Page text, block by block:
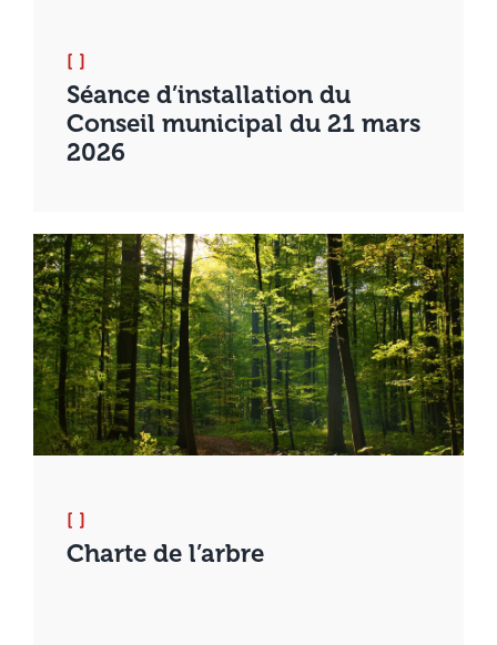
[ ]
Séance d’installation du
Conseil municipal du 21 mars
2026
[ ]
Charte de l’arbre